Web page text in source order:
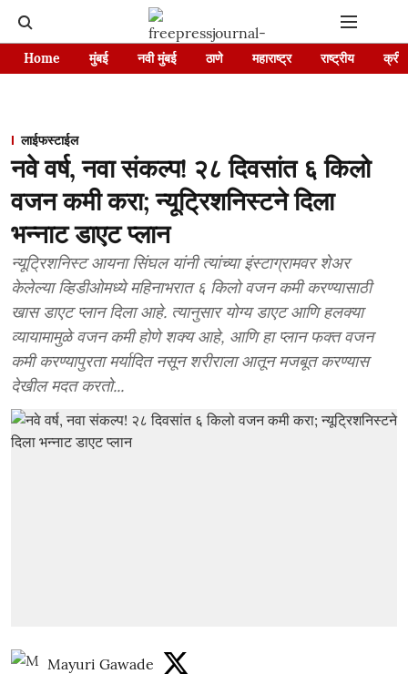
Home मुंबई नवी मुंबई ठाणे महाराष्ट्र राष्ट्रीय
लाईफस्टाईल
नवे वर्ष, नवा संकल्प! २८ दिवसांत ६ किलो
वजन कमी करा; न्यूट्रिशनिस्टने दिला
भन्नाट डाएट प्लान
न्यूट्रिशनिस्ट आयना सिंघल यांनी त्यांच्या इंस्टाग्रामवर शेअर
केलेल्या व्हिडीओमध्ये महिनाभरात ६ किलो वजन कमी करण्यासाठी
खास डाएट प्लान दिला आहे. त्यानुसार योग्य डाएट आणि हलक्या
व्यायामामुळे वजन कमी होणे शक्य आहे, आणि हा प्लान फक्त वजन
कमी करण्यापुरता मर्यादित नसून शरीराला आतून मजबूत करण्यास
देखील मदत करतो...
Mayuri Gawade